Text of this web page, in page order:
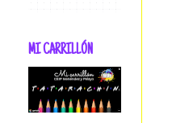
MI CARRILLÓN